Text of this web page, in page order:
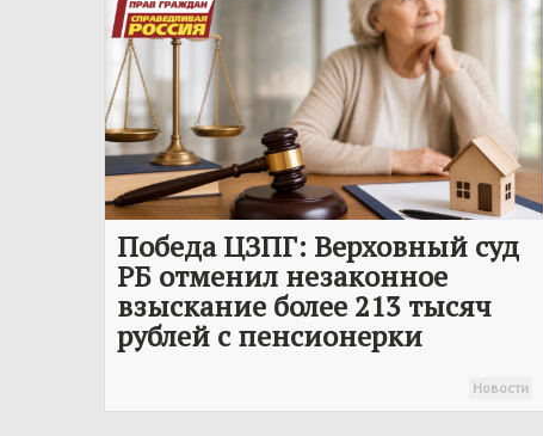
Победа ЦЗПГ: Верховный суд
РБ отменил незаконное
взыскание более 213 тысяч
рублей с пенсионерки
Новости